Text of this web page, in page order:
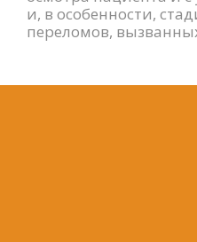
и, в особенности,
переломов,